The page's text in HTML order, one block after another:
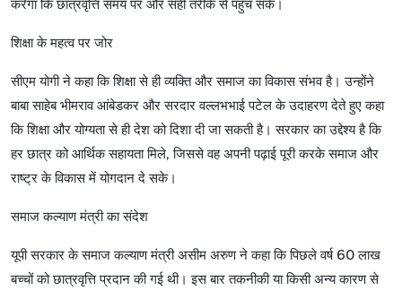
करेगा कि छात्रवृत्ति समय पर और सही तरीके से पहुंच सके।
शिक्षा के महत्व पर जोर
सीएम योगी ने कहा कि शिक्षा से ही व्यक्ति और समाज का विकास संभव है। उन्होंने
बाबा साहेब भीमराव आंबेडकर और सरदार वल्लभभाई पटेल के उदाहरण देते हुए कहा
कि शिक्षा और योग्यता से ही देश को दिशा दी जा सकती है। सरकार का उद्देश्य है कि
हर छात्र को आर्थिक सहायता मिले,जिससे वह अपनी पढ़ाई पूरी करके समाज और
राष्ट्र के विकास में योगदान दे सके।
समाज कल्याण मंत्री का संदेश
यूपी सरकार के समाज कल्याण मंत्री असीम अरुण ने कहा कि पिछले वर्ष60लाख
बच्चों को छात्रवृत्ति प्रदान की गई थी। इस बार तकनीकी या किसी अन्य कारण से